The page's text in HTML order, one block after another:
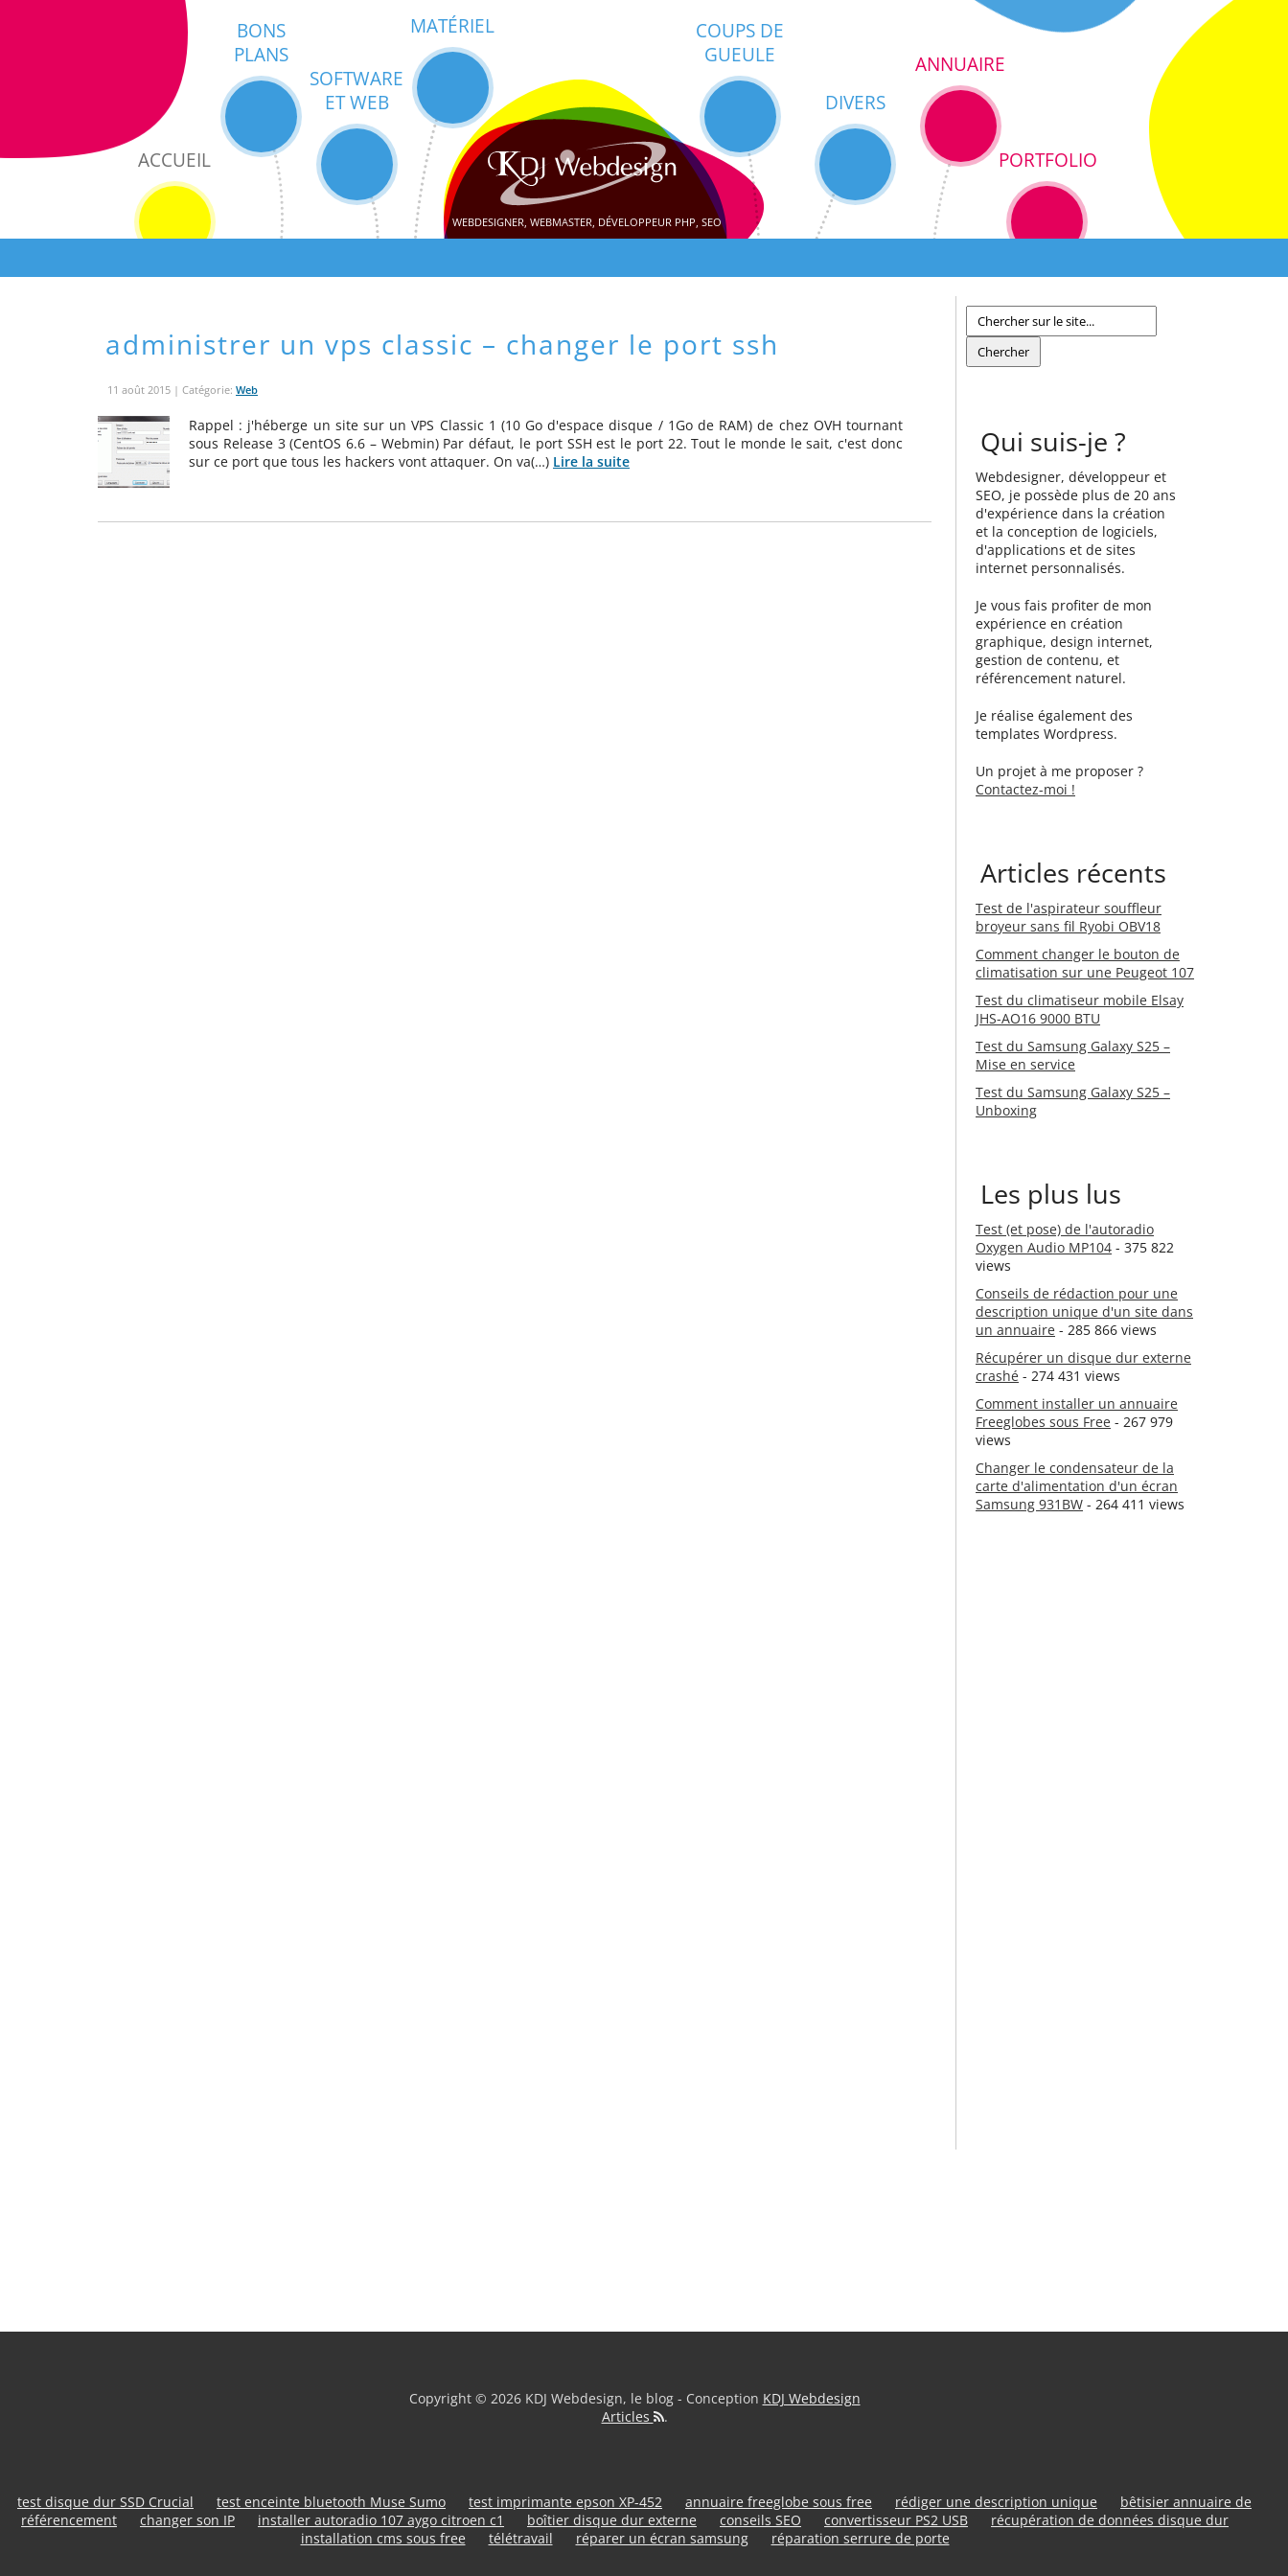
ACCUEIL
BONS
PLANS
SOFTWARE
ET WEB
MATÉRIEL
COUPS DE
GUEULE
DIVERS
ANNUAIRE
PORTFOLIO
WEBDESIGNER, WEBMASTER, DÉVELOPPEUR PHP, SEO
administrer un vps classic – changer le port ssh
11 août 2015 | Catégorie: Web
Rappel : j'héberge un site sur un VPS Classic 1 (10 Go d'espace disque / 1Go de RAM) de chez OVH tournant
sous Release 3 (CentOS 6.6 – Webmin) Par défaut, le port SSH est le port 22. Tout le monde le sait, c'est donc
sur ce port que tous les hackers vont attaquer. On va(…) Lire la suite
Qui suis-je ?
Webdesigner, développeur et
SEO, je possède plus de 20 ans
d'expérience dans la création
et la conception de logiciels,
d'applications et de sites
internet personnalisés.
Je vous fais profiter de mon
expérience en création
graphique, design internet,
gestion de contenu, et
référencement naturel.
Je réalise également des
templates Wordpress.
Un projet à me proposer ?
Contactez-moi !
Articles récents
Test de l'aspirateur souffleur
broyeur sans fil Ryobi OBV18
Comment changer le bouton de
climatisation sur une Peugeot 107
Test du climatiseur mobile Elsay
JHS-AO16 9000 BTU
Test du Samsung Galaxy S25 –
Mise en service
Test du Samsung Galaxy S25 –
Unboxing
Les plus lus
Test (et pose) de l'autoradio
Oxygen Audio MP104 - 375 822
views
Conseils de rédaction pour une
description unique d'un site dans
un annuaire - 285 866 views
Récupérer un disque dur externe
crashé - 274 431 views
Comment installer un annuaire
Freeglobes sous Free - 267 979
views
Changer le condensateur de la
carte d'alimentation d'un écran
Samsung 931BW - 264 411 views
Copyright © 2026 KDJ Webdesign, le blog - Conception KDJ Webdesign
Articles
.
test disque dur SSD Crucial test enceinte bluetooth Muse Sumo test imprimante epson XP-452 annuaire freeglobe sous free rédiger une description unique
bêtisier annuaire de
référencement
changer son IP installer autoradio 107 aygo citroen c1 boîtier disque dur externe conseils SEO convertisseur PS2 USB
récupération de données disque dur
installation cms sous free
télétravail réparer un écran samsung réparation serrure de porte